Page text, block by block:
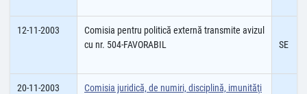
12-11-2003
Comisia pentru politică externă transmite avizul
cu nr. 504-FAVORABIL
SE
20-11-2003
Comisia juridică, de numiri, disciplină, imunităţi